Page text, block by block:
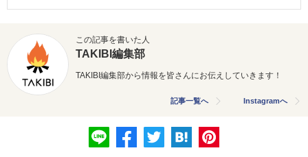
この記事を書いた人
TAKIBI編集部
TAKIBI編集部から情報を皆さんにお伝えしていきます！
記事一覧へ Instagramへ